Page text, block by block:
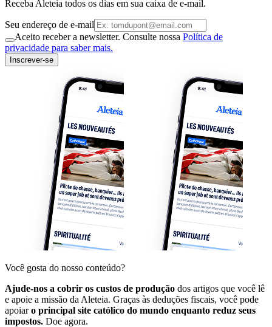
Receba Aleteia todos os dias em sua caixa de e-mail.
Seu endereço de e-mail
Aceito receber a newsletter. Consulte nossa Política de
privacidade para saber mais.
Inscrever-se
Você gosta do nosso conteúdo?
Ajude-nos a cobrir os custos de produção dos artigos que você lê
e apoie a missão da Aleteia. Graças às deduções fiscais, você pode
apoiaro principal site católico do mundo enquanto reduz seus
impostos. Doe agora.